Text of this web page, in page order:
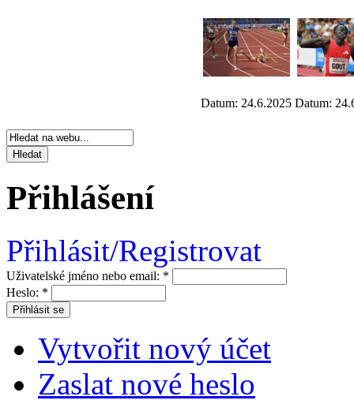
Datum: 24.6.2025 Datum:
Přihlášení
Přihlásit/Registrovat
Uživatelské jméno nebo email: *
Heslo: *
Vytvořit nový účet
Zaslat nové heslo